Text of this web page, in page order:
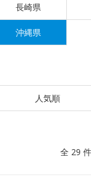
長崎県
沖縄県
人気順
全 29